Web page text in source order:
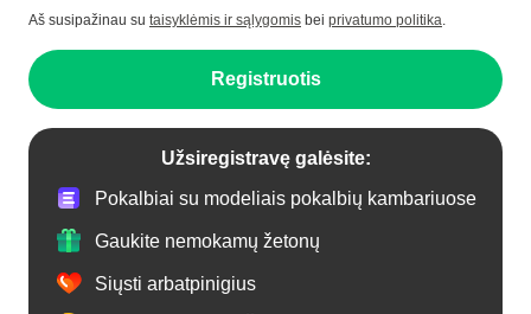
Aš susipažinau su taisyklėmis ir sąlygomis bei privatumo politika.
Registruotis
Užsiregistravę galėsite:
Pokalbiai su modeliais pokalbių kambariuose
Gaukite nemokamų žetonų
Siųsti arbatpinigius